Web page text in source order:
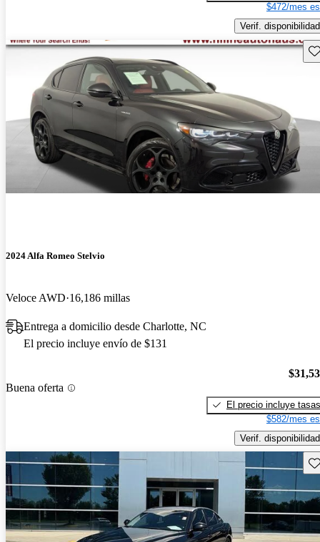
$472/mes
Verif. disponibilidad
2024 Alfa Romeo Stelvio
Veloce AWD 16,186 millas
Entrega a domicilio desde Charlotte, NC
El precio incluye envío de $131
Buena oferta
El precio incluye tasas
$582/mes
Verif. disponibilidad